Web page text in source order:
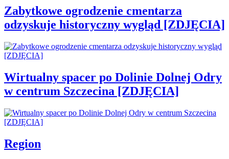
Zabytkowe ogrodzenie cmentarza
odzyskuje historyczny wygląd [ZDJĘCIA]
Wirtualny spacer po Dolinie Dolnej Odry
w centrum Szczecina [ZDJĘCIA]
Region